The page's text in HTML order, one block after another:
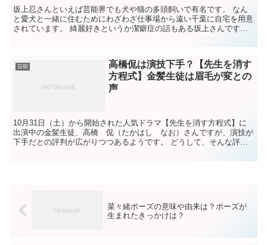
坂上忍さんといえば芸能界でも犬や猫の多頭飼いで有名です。 なん
と愛犬と一緒に住むためにわざわざ仕事場から遠い千葉に自宅を用意
されています。 綺麗好きというか潔癖症の話もある坂上さんですか
芸能
高橋侃は演技下手？【先生を消す
方程式】金髪生徒は眉毛が変との
声
10月31日（土）から開始された人気ドラマ【先生を消す方程式】に
出演中の金髪生徒、高橋 侃（たかはし なお）さんですが、演技が
下手だとの評判が広がりつつあるようです。 どうして、そんな評判
菜々緒ポーズの意味や由来は？ポーズが
生まれたきっかけは？